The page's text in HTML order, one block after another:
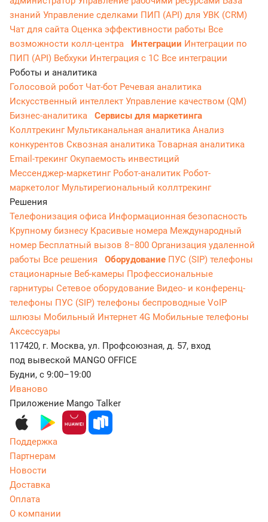
знаний Управление сделками ПИП (API) для УВК (CRM)
Чат для сайта Оценка эффективности работы Все
возможности колл-центра
Интеграции Интеграции по
ПИП (API) Вебхуки Интеграция с 1С Все интеграции
Роботы и аналитика
Голосовой робот Чат-бот Речевая аналитика
Искусственный интеллект Управление качеством (QM)
Бизнес-аналитика
Сервисы для маркетинга
Коллтрекинг Мультиканальная аналитика Анализ
конкурентов Сквозная аналитика Товарная аналитика
Email-трекингОкупаемость инвестиций
Мессенджер‑маркетинг Робот-аналитик Робот-
маркетолог Мультирегиональный коллтрекинг
Решения
Телефонизация офиса Информационная безопасность
Крупному бизнесу Красивые номера Международный
номер Бесплатный вызов 8−800 Организация удаленной
работы Все решения Оборудование ПУС (SIP) телефоны
стационарные Веб-камеры Профессиональные
гарнитуры Сетевое оборудование Видео- и конференц-
телефоны ПУС (SIP) телефоны беспроводные VoIP
шлюзы Мобильный Интернет 4G Мобильные телефоны
Аксессуары
117420, г. Москва, ул. Профсоюзная, д. 57, вход
под вывеской MANGO OFFICE
Будни, с 9:00–19:00
Иваново
Приложение Mango Talker
Поддержка
Партнерам
Новости
Доставка
Оплата
О компании